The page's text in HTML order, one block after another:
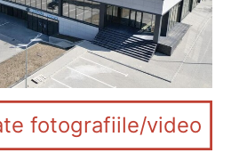
fotografiile/video